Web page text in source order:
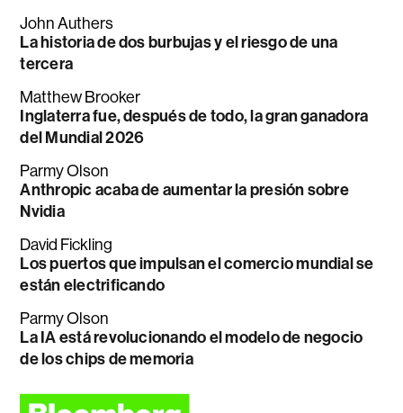
John Authers
La historia de dos burbujas y el riesgo de una
tercera
Matthew Brooker
Inglaterra fue, después de todo, la gran ganadora
del Mundial 2026
Parmy Olson
Anthropic acaba de aumentar la presión sobre
Nvidia
David Fickling
Los puertos que impulsan el comercio mundial se
están electrificando
Parmy Olson
La IA está revolucionando el modelo de negocio
de los chips de memoria